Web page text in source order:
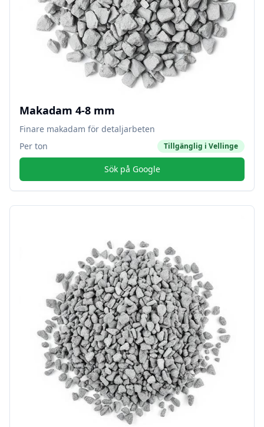
Makadam 4-8 mm
Finare makadam för detaljarbeten
Per ton
Tillgänglig i Vellinge
Sök på Google